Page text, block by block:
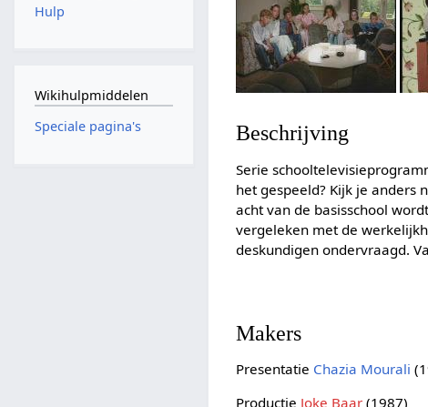
Beschrijving
Serie
het gespeeld? Kijk je anders
acht van de basisschool
vergeleken met de
deskundigen ondervraagd.
Makers
Presentatie Chazia Mourali
Productie Joke Baar (1987)
Hulp
Wikihulpmiddelen
Speciale pagina's